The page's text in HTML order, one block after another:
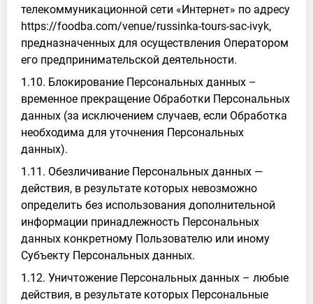
телекоммуникационной сети «Интернет» по адресу
https://foodba.com/venue/russinka-tours-sac-ivyk,
предназначенных для осуществления Оператором
его предпринимательской деятельности.
1.10. Блокирование Персональных данных –
временное прекращение Обработки Персональных
данных (за исключением случаев, если Обработка
необходима для уточнения Персональных
данных).
1.11. Обезличивание Персональных данных —
действия, в результате которых невозможно
определить без использования дополнительной
информации принадлежность Персональных
данных конкретному Пользователю или иному
Субъекту Персональных данных.
1.12. Уничтожение Персональных данных – любые
действия, в результате которых Персональные